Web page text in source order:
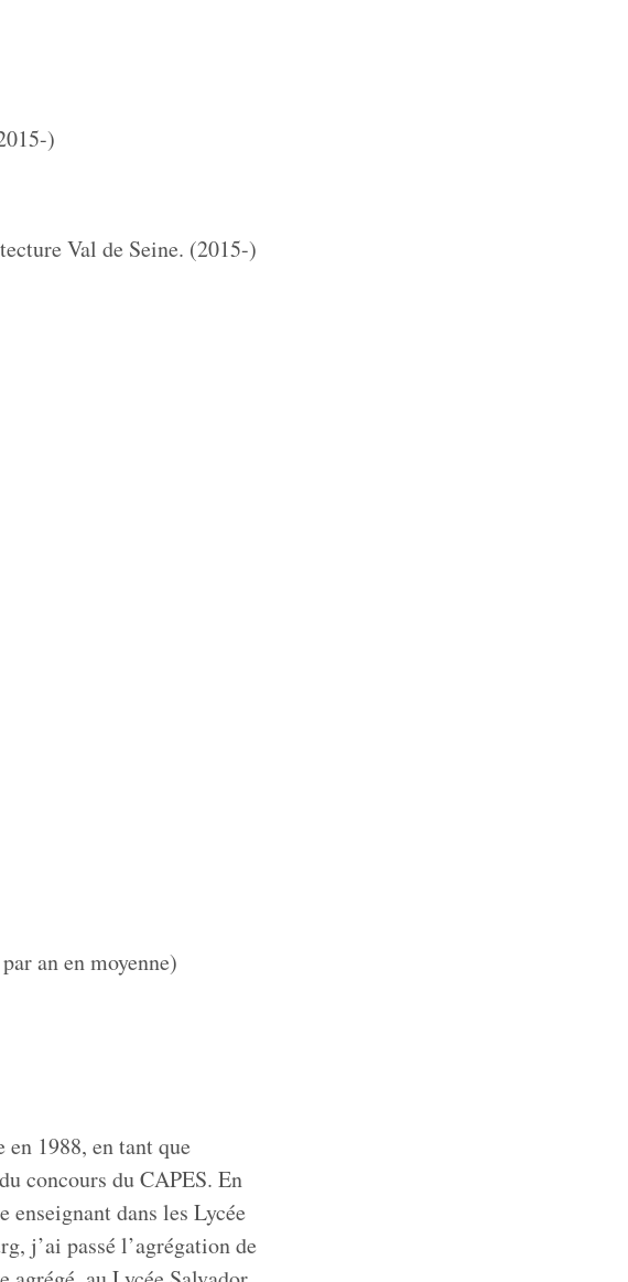
)
Val de Seine. (2015-)
an en moyenne)
1988, en tant que
concours du CAPES. En
enseignant dans les Lycée
j’ai passé l’agrégation de